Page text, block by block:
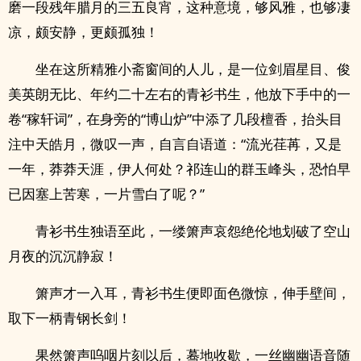
磨一段残年腊月的三五良宵，这种意境，够风雅，也够凄
凉，颇安静，更颇孤独！
坐在这所精雅小斋窗间的人儿，是一位剑眉星目、俊
美英朗无比、年约二十左右的青衫书生，他放下手中的一
卷“稼轩词”，在身旁的“博山炉”中添了几段檀香，抬头目
注中天皓月，微叹一声，自言自语道：“流光荏苒，又是
一年，莽莽天涯，伊人何处？祁连山的群玉峰头，恐怕早
已因塞上苦寒，一片雪白了呢？”
青衫书生独语至此，一缕箫声哀怨绝伦地划破了空山
月夜的沉沉静寂！
箫声才一入耳，青衫书生便即面色微惊，伸手壁间，
取下一柄青钢长剑！
果然箫声呜咽片刻以后，蓦地收歇，一丝幽幽语音随